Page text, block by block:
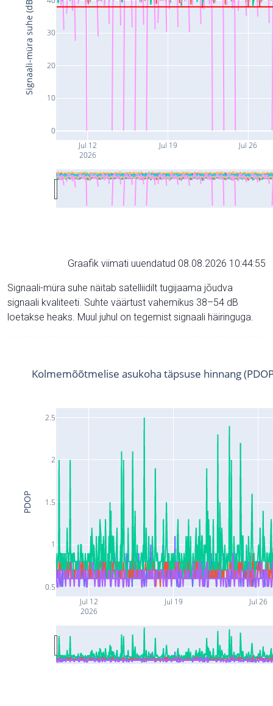
Jul 12
2026
Jul 19 Jul 26
0
10
20
30
Signaali-müra suhe (dB)
Graafik viimati uuendatud 08.08.2026 10:44:55
Signaali-müra suhe näitab satelliidilt tugijaama jõudva
signaali kvaliteeti. Suhte väärtust vahemikus 38–54 dB
loetakse heaks. Muul juhul on tegemist signaali häiringuga.
Jul 12
2026
Jul 19 Jul 26
0.5
1
1.5
2
2.5
Kolmemõõtmelise asukoha täpsuse hinnang
PDOP